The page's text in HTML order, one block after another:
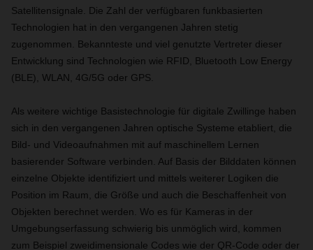
Satellitensignale. Die Zahl der verfügbaren funkbasierten
Technologien hat in den vergangenen Jahren stetig
zugenommen. Bekannteste und viel genutzte Vertreter dieser
Entwicklung sind Technologien wie RFID, Bluetooth Low Energy
(BLE), WLAN, 4G/5G oder GPS.
Als weitere wichtige Basistechnologie für digitale Zwillinge haben
sich in den vergangenen Jahren optische Systeme etabliert, die
Bild- und Videoaufnahmen mit auf maschinellem Lernen
basierender Software verbinden. Auf Basis der Bilddaten können
einzelne Objekte identifiziert und mittels weiterer Logiken die
Position im Raum, die Größe und auch die Beschaffenheit von
Objekten berechnet werden. Wo es für Kameras in der
Umgebungserfassung schwierig bis unmöglich wird, kommen
zum Beispiel zweidimensionale Codes wie der QR-Code oder der